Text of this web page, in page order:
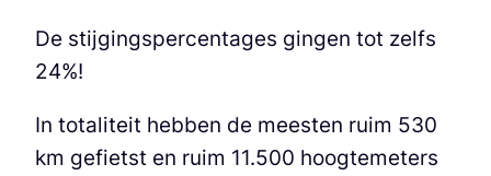
De stijgingspercentages gingen tot zelfs
24%!
In totaliteit hebben de meesten ruim 530
km gefietst en ruim 11.500 hoogtemeters